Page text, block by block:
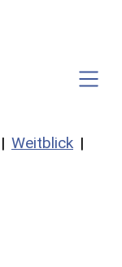
Weitblick